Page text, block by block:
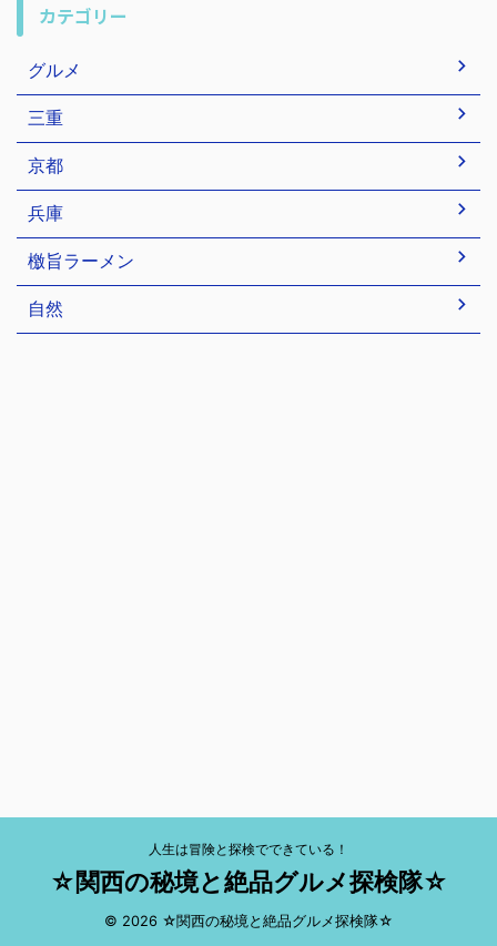
カテゴリー
グルメ
三重
京都
兵庫
檄旨ラーメン
自然
人生は冒険と探検でできている！
☆関西の秘境と絶品グルメ探検隊☆
© 2026 ☆関西の秘境と絶品グルメ探検隊☆